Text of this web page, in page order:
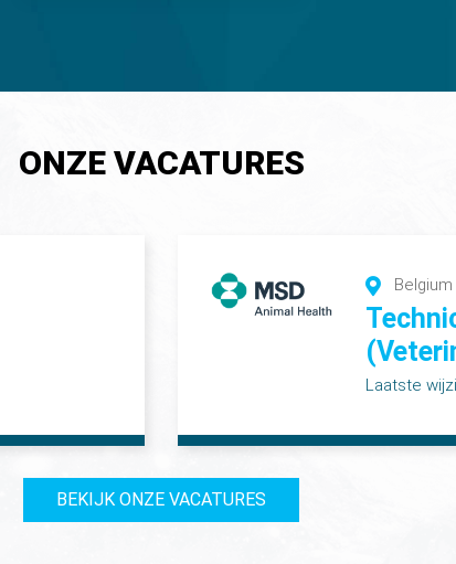
ONZE VACATURES
Belgium
Laatste
BEKIJK ONZE VACATURES